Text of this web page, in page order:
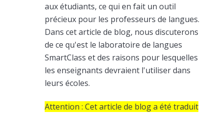
aux étudiants, ce qui en fait un outil
précieux pour les professeurs de langues.
Dans cet article de blog, nous discuterons
de ce qu'est le laboratoire de langues
SmartClass et des raisons pour lesquelles
les enseignants devraient l'utiliser dans
leurs écoles.
Attention : Cet article de blog a été traduit